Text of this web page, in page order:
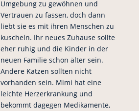
Umgebung zu gewöhnen und
Vertrauen zu fassen, doch dann
liebt sie es mit ihren Menschen zu
kuscheln. Ihr neues Zuhause sollte
eher ruhig und die Kinder in der
neuen Familie schon älter sein.
Andere Katzen sollten nicht
vorhanden sein. Mimi hat eine
leichte Herzerkrankung und
bekommt dagegen Medikamente,